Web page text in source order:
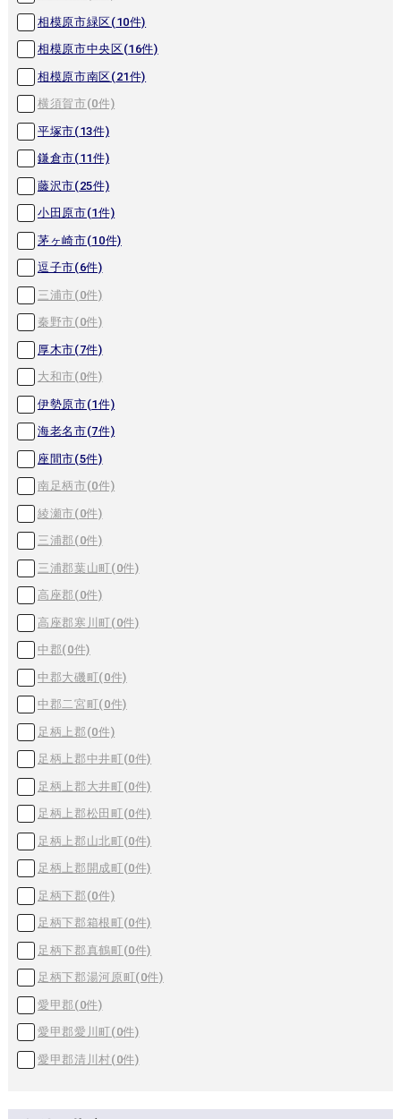
相模原市緑区(10件)
相模原市中央区(16件)
相模原市南区(21件)
横須賀市(0件)
平塚市(13件)
鎌倉市(11件)
藤沢市(25件)
小田原市(1件)
茅ヶ崎市(10件)
逗子市(6件)
三浦市(0件)
秦野市(0件)
厚木市(7件)
大和市(0件)
伊勢原市(1件)
海老名市(7件)
座間市(5件)
南足柄市(0件)
綾瀬市(0件)
三浦郡(0件)
三浦郡葉山町(0件)
高座郡(0件)
高座郡寒川町(0件)
中郡(0件)
中郡大磯町(0件)
中郡二宮町(0件)
足柄上郡(0件)
足柄上郡中井町(0件)
足柄上郡大井町(0件)
足柄上郡松田町(0件)
足柄上郡山北町(0件)
足柄上郡開成町(0件)
足柄下郡(0件)
足柄下郡箱根町(0件)
足柄下郡真鶴町(0件)
足柄下郡湯河原町(0件)
愛甲郡(0件)
愛甲郡愛川町(0件)
愛甲郡清川村(0件)